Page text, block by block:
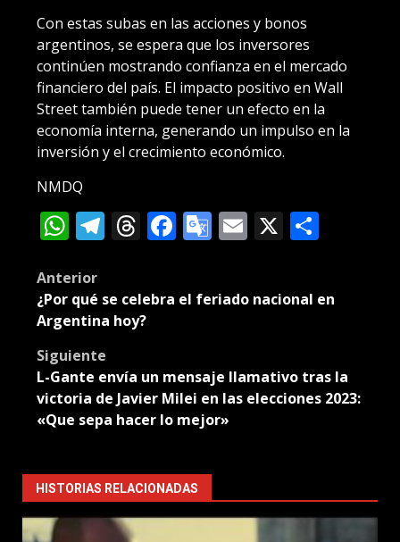
Con estas subas en las acciones y bonos
argentinos, se espera que los inversores
continúen mostrando confianza en el mercado
financiero del país. El impacto positivo en Wall
Street también puede tener un efecto en la
economía interna, generando un impulso en la
inversión y el crecimiento económico.
NMDQ
WhatsApp
Telegram
Threads
Facebook
Google
Email
X
Post
navigation
Anterior
¿Por qué se celebra el feriado nacional en
Argentina hoy?
Siguiente
L-Gante envía un mensaje llamativo tras la
victoria de Javier Milei en las elecciones 2023:
«Que sepa hacer lo mejor»
HISTORIAS RELACIONADAS